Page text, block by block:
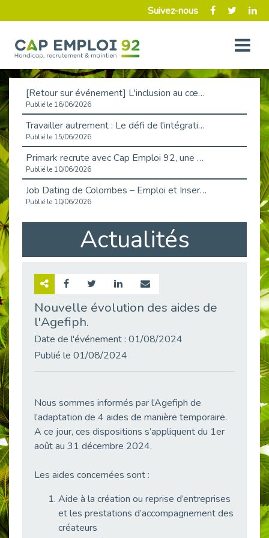
Suivez-nous
[Retour sur événement] L'inclusion au cœur de la Place de l'Emploi à La Défense !
Publié le 16/06/2026
Travailler autrement : Le défi de l'intégration des maladies chroniques en entreprise
Publié le 15/06/2026
Primark recrute avec Cap Emploi 92, une matinée couronnée de succès !
Publié le 10/06/2026
Job Dating de Colombes – Emploi et Insertion
Publié le 10/06/2026
Aborder l'entretien et la situation de handicap en toute confiance
Publié le 09/06/2026
Retour sur l’atelier « Optimiser sa recherche d’emploi »
Handicap et emploi : une matinée pour briser les tabous
Publié le 21/05/2026
Publié le 12/05/2026
CAP EMPLOI 92 : L’inclusion portée à son sommet, bien au-delà des quotas
Publié le 12/05/2026
Actualités
Nouvelle évolution des aides de
l'Agefiph.
Date de l'événement : 01/08/2024
Publié le 01/08/2024
Nous sommes informés par l’Agefiph de
l’adaptation de 4 aides de manière temporaire.
A ce jour, ces dispositions s’appliquent du 1er
août au 31 décembre 2024.
Les aides concernées sont :
Aide à la création ou reprise d’entreprises
et les prestations d’accompagnement des
créateurs